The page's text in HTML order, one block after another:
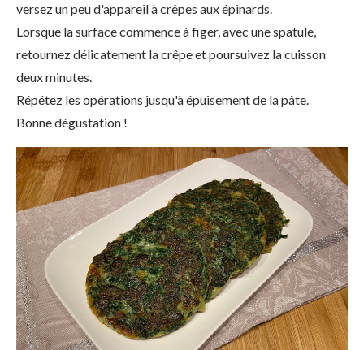
versez un peu d'appareil à crêpes aux épinards.
Lorsque la surface commence à figer, avec une spatule,
retournez délicatement la crêpe et poursuivez la cuisson
deux minutes.
Répétez les opérations jusqu'à épuisement de la pâte.
Bonne dégustation !